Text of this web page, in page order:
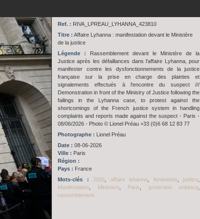
Ref. : RIVA_LPREAU_LYHANNA_423810
Titre : Affaire Lyhanna : manifestation devant le Ministère
de la justice
Légende : Rassemblement devant le Ministère de la
Justice après les défaillances dans l'affaire Lyhanna, pour
manifester contre les dysfonctionnements de la justice
française sur la prise en charge des plaintes et
signalements effectués à l'encontre du suspect ///
Demonstration in front of the Ministry of Justice following the
failings in the Lyhanna case, to protest against the
shortcomings of the French justice system in handling
complaints and reports made against the suspect - Paris -
08/06/2026 - Photo © Lionel Préau +33 (0)6 68 12 83 77
Photographe : Lionel Préau
Date : 08-06-2026
Ville : Paris
Région :
Pays : France
Mots-clés :
2026 affaire lyhanna feministes justice
Manifestation
Ministere, Paris protection enfance
rassemblement